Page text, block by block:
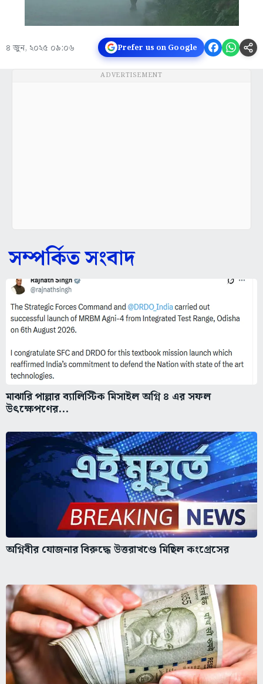
৪ জুন, ২০২৫ ০৯:০৬ Prefer us on Google
ADVERTISEMENT
সম্পর্কিত সংবাদ
মাঝারি পাল্লার ব্যালিস্টিক মিসাইল অগ্নি ৪ এর সফল
উৎক্ষেপণের...
অগ্নিবীর যোজনার বিরুদ্ধে উত্তরাখণ্ডে মিছিল কংগ্রেসের